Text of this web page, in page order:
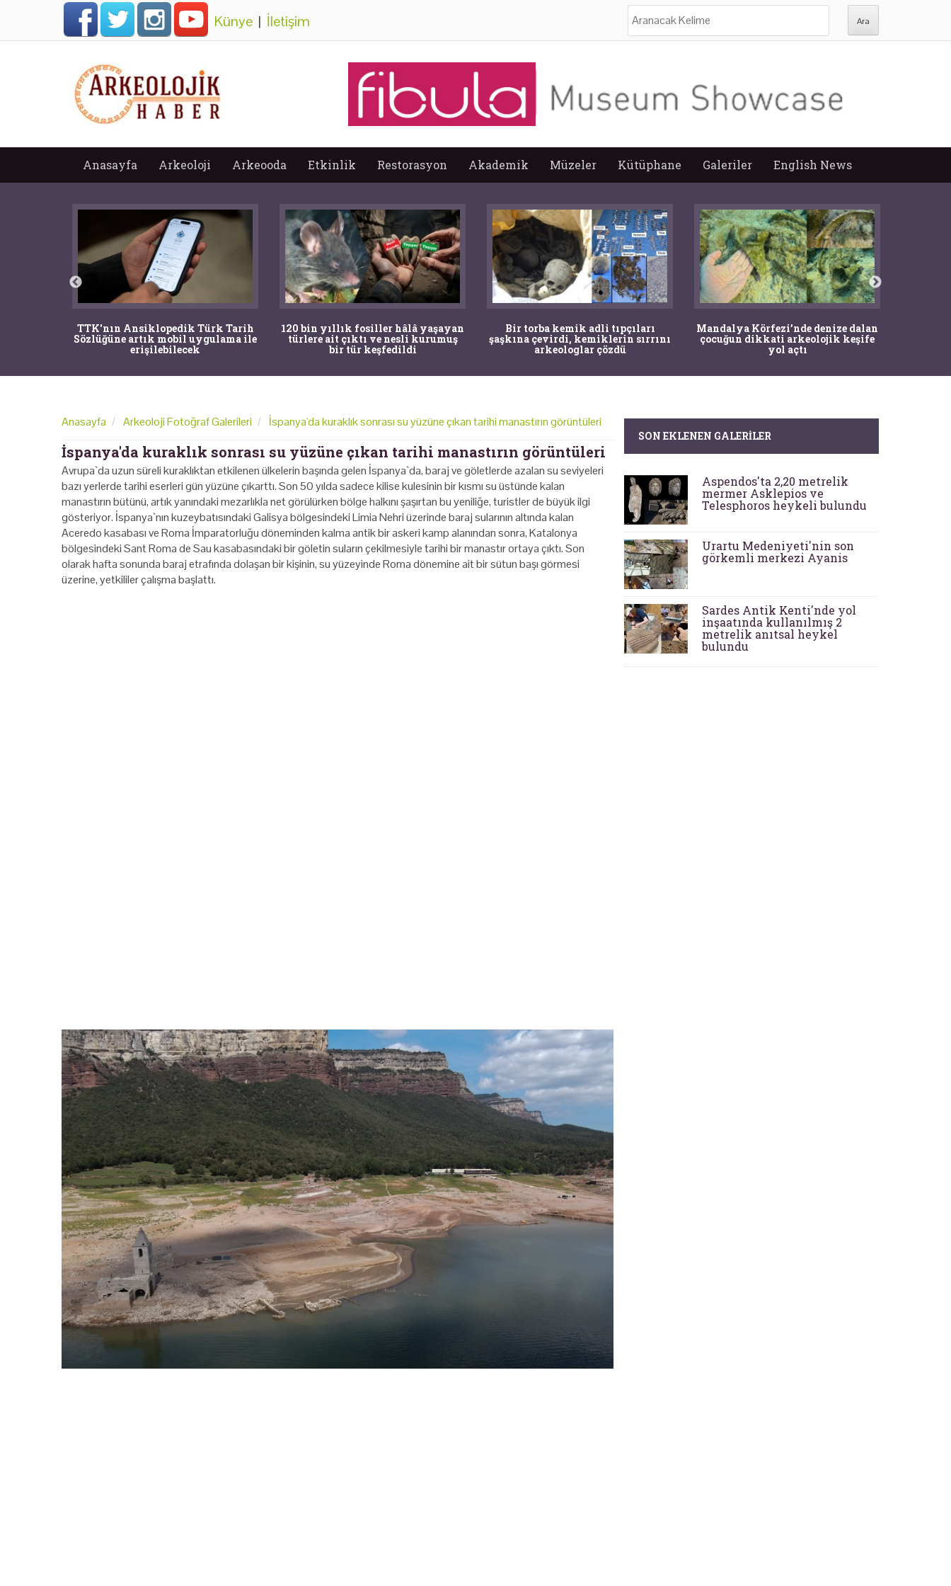
Künye | İletişim
Anasayfa Arkeoloji Arkeooda Etkinlik Restorasyon Akademik Müzeler Kütüphane Galeriler English News
TTK'nın Ansiklopedik Türk Tarih
Sözlüğüne artık mobil uygulama ile
erişilebilecek
120 bin yıllık fosiller hâlâ yaşayan
türlere ait çıktı ve nesli kurumuş
bir tür keşfedildi
Bir torba kemik adli tıpçıları
şaşkına çevirdi, kemiklerin sırrını
arkeologlar çözdü
Mandalya Körfezi’nde denize dalan
çocuğun dikkati arkeolojik keşife
yol açtı
Anasayfa Arkeoloji Fotoğraf Galerileri İspanya'da kuraklık sonrası su yüzüne çıkan tarihi manastırın görüntüleri
İspanya'da kuraklık sonrası su yüzüne çıkan tarihi manastırın görüntüleri
Avrupa`da uzun süreli kuraklıktan etkilenen ülkelerin başında gelen İspanya`da, baraj ve göletlerde azalan su seviyeleri
bazı yerlerde tarihi eserleri gün yüzüne çıkarttı. Son 50 yılda sadece kilise kulesinin bir kısmı su üstünde kalan
manastırın bütünü, artık yanındaki mezarlıkla net görülürken bölge halkını şaşırtan bu yeniliğe, turistler de büyük ilgi
gösteriyor. İspanya`nın kuzeybatısındaki Galisya bölgesindeki Limia Nehri üzerinde baraj sularının altında kalan
Aceredo kasabası ve Roma İmparatorluğu döneminden kalma antik bir askeri kamp alanından sonra, Katalonya
bölgesindeki Sant Roma de Sau kasabasındaki bir göletin suların çekilmesiyle tarihi bir manastır ortaya çıktı. Son
olarak hafta sonunda baraj etrafında dolaşan bir kişinin, su yüzeyinde Roma dönemine ait bir sütun başı görmesi
üzerine, yetkililer çalışma başlattı.
SON EKLENEN GALERILER
Aspendos'ta 2,20 metrelik
mermer Asklepios ve
Telesphoros heykeli bulundu
Urartu Medeniyeti'nin son
görkemli merkezi Ayanis
Sardes Antik Kenti'nde yol
inşaatında kullanılmış 2
metrelik anıtsal heykel
bulundu